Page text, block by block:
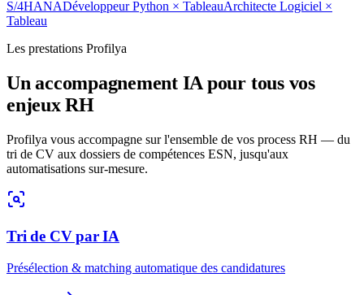
S/4HANADéveloppeur Python × TableauArchitecte Logiciel ×
Tableau
Les prestations Profilya
Un accompagnement IA pour tous vos
enjeux RH
Profilya vous accompagne sur l'ensemble de vos process RH — du
tri de CV aux dossiers de compétences ESN, jusqu'aux
automatisations sur-mesure.
Tri de CV par IA
Présélection & matching automatique des candidatures